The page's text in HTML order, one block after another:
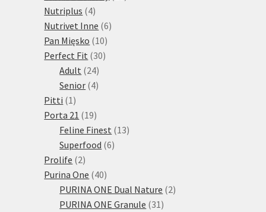
Nutriplus 44
produkty
Nutrivet Inne 66
Pan Mięsko 1010
produktů
Perfect Fit 3030
Adult 2424
produktů
Senior 44
Pitti 1 1
produkt
Porta 21 1919
produktů
Feline Finest 1313
Superfood 66
Prolife 22
produkty
Purina One 4040
produktů
PURINA ONE Dual Nature 22
PURINA ONE Granule 31 31